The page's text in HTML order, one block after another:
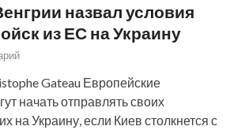
назвал условия
из ЕС на Украину
Gateau Европейские
начать отправлять своих
на Украину, если Киев столкнется с